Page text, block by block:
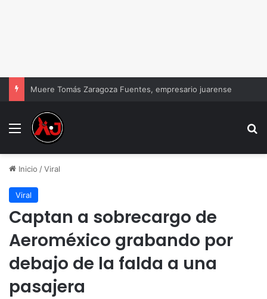
Muere Tomás Zaragoza Fuentes, empresario juarense
Menu
Inicio /Viral
Viral
Captan a sobrecargo de
Aeroméxico grabando por
debajo de la falda a una
pasajera